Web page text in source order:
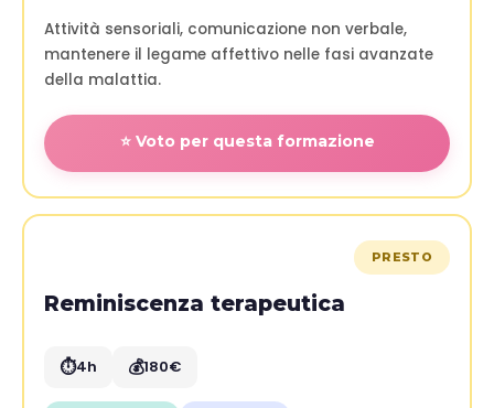
Attività sensoriali, comunicazione non verbale,
mantenere il legame affettivo nelle fasi avanzate
della malattia.
⭐ Voto per questa formazione
PRESTO
Reminiscenza terapeutica
⏱️4h 💰180€